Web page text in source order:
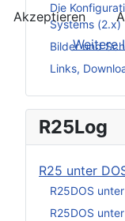
Die
Systems (2.x)
Bilder und
Links,
R25Log
R25 unter
R25DOS
R25DOS
Akzeptieren
Weitere